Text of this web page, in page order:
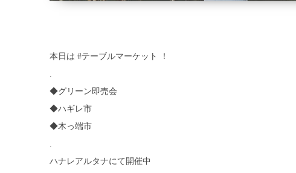
本日は #テーブルマーケット ！
◆グリーン即売会
◆ハギレ市
◆木っ端市
ハナレアルタナにて開催中